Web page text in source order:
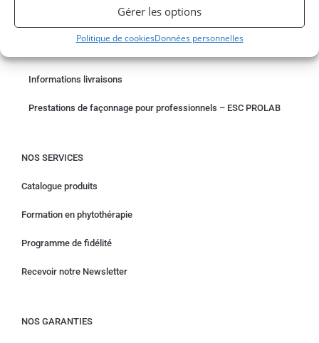
Gérer les options
Politique de cookiesDonnées personnelles
Informations livraisons
Prestations de façonnage pour professionnels – ESC PROLAB
NOS SERVICES
Catalogue produits
Formation en phytothérapie
Programme de fidélité
Recevoir notre Newsletter
NOS GARANTIES